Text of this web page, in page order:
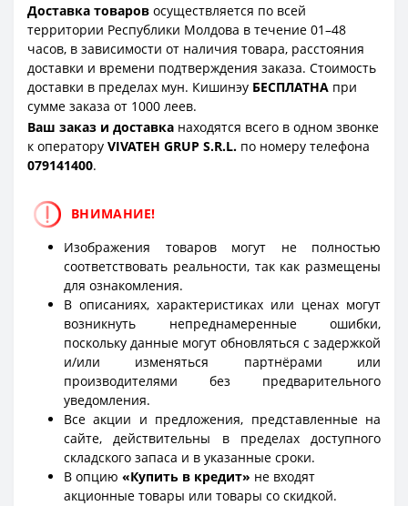
Доставка товаров осуществляется по всей
территории Республики Молдова в течение 01–48
часов, в зависимости от наличия товара, расстояния
доставки и времени подтверждения заказа. Стоимость
доставки в пределах мун. Кишинэу БЕСПЛАТНА при
сумме заказа от 1000 леев.
Ваш заказ и доставка находятся всего в одном звонке
к оператору VIVATEH GRUP S.R.L. по номеру телефона
079141400.
ВНИМАНИЕ!
Изображения товаров могут не полностью
соответствовать реальности, так как размещены
для ознакомления.
В описаниях, характеристиках или ценах могут
возникнуть непреднамеренные ошибки,
поскольку данные могут обновляться с задержкой
и/или изменяться партнёрами или
производителями без предварительного
уведомления.
Все акции и предложения, представленные на
сайте, действительны в пределах доступного
складского запаса и в указанные сроки.
В опцию «Купить в кредит» не входят
акционные товары или товары со скидкой.